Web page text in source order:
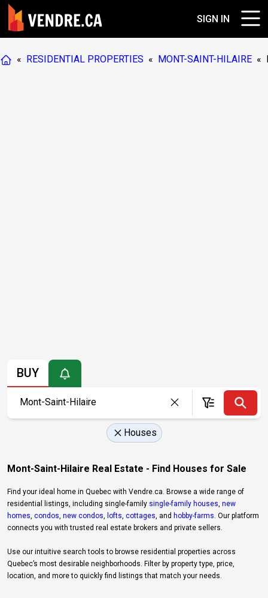
SIGN IN
« RESIDENTIAL PROPERTIES « MONT-SAINT-HILAIRE «
BUY
Houses
Mont-Saint-Hilaire Real Estate - Find Houses for Sale
Find your ideal home in Quebec with Vendre.ca. Browse a wide range of
residential listings, including single-family single-family houses new
homes condos new condos lofts cottages , and hobby-farms . Our platform
connects you with trusted real estate brokers and private sellers.
Use our intuitive search tools to browse residential properties across
Quebec’s most desirable neighborhoods. Filter by property type, price,
location, and more to quickly find listings that match your needs.